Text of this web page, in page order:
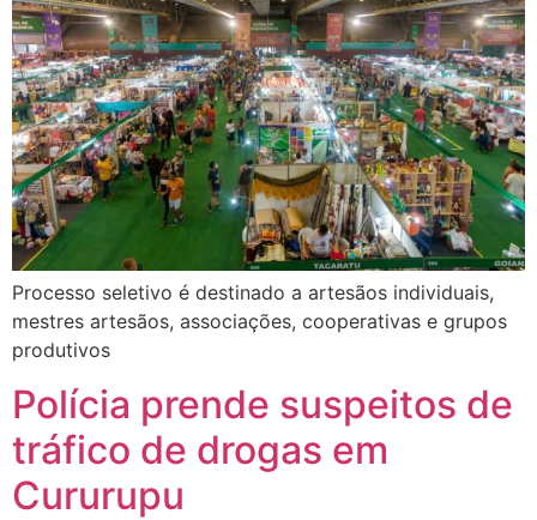
Processo seletivo é destinado a artesãos individuais,
mestres artesãos, associações, cooperativas e grupos
produtivos
Polícia prende suspeitos de
tráfico de drogas em
Cururupu